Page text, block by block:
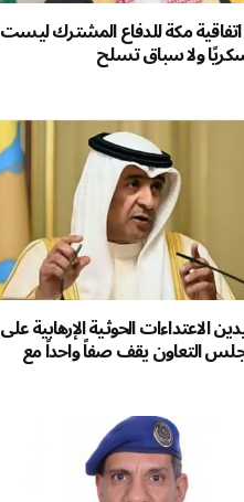
اتفاقية مكة للدفاع المشترك ليست
ولا سباق تسلح
الاعتداءات الحوثية الإرهابية على
التعاون يقف صفاً واحداً مع